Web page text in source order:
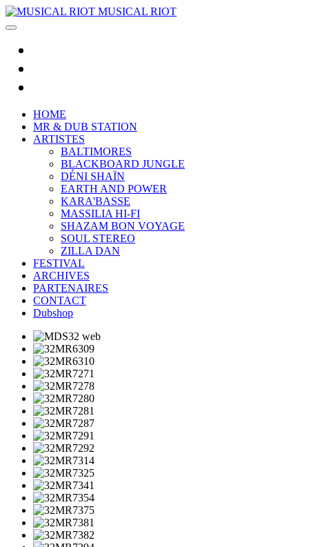
MUSICAL RIOT
HOME
MR & DUB STATION
ARTISTES
BALTIMORES
BLACKBOARD JUNGLE
DÉNI SHAÏN
EARTH AND POWER
KARA'BASSE
MASSILIA HI-FI
SHAZAM BON VOYAGE
SOUL STEREO
ZILLA DAN
FESTIVAL
ARCHIVES
PARTENAIRES
CONTACT
Dubshop